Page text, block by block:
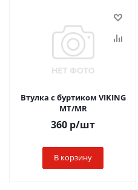
Втулка с буртиком VIKING
MT/MR
360 р/шт
В корзину